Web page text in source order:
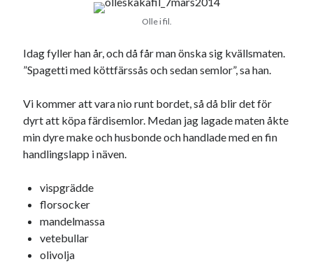
Olle i fil.
Idag fyller han år, och då får man önska sig kvällsmaten.
”Spagetti med köttfärssås och sedan semlor”, sa han.
Vi kommer att vara nio runt bordet, så då blir det för
dyrt att köpa färdisemlor. Medan jag lagade maten åkte
min dyre make och husbonde och handlade med en fin
handlingslapp i näven.
vispgrädde
florsocker
mandelmassa
vetebullar
olivolja